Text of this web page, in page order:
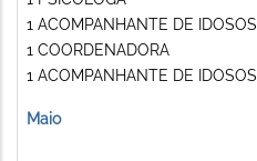
1 ACOMPANHANTE DE IDOSOS
1 COORDENADORA
1 ACOMPANHANTE DE IDOSOS
Maio